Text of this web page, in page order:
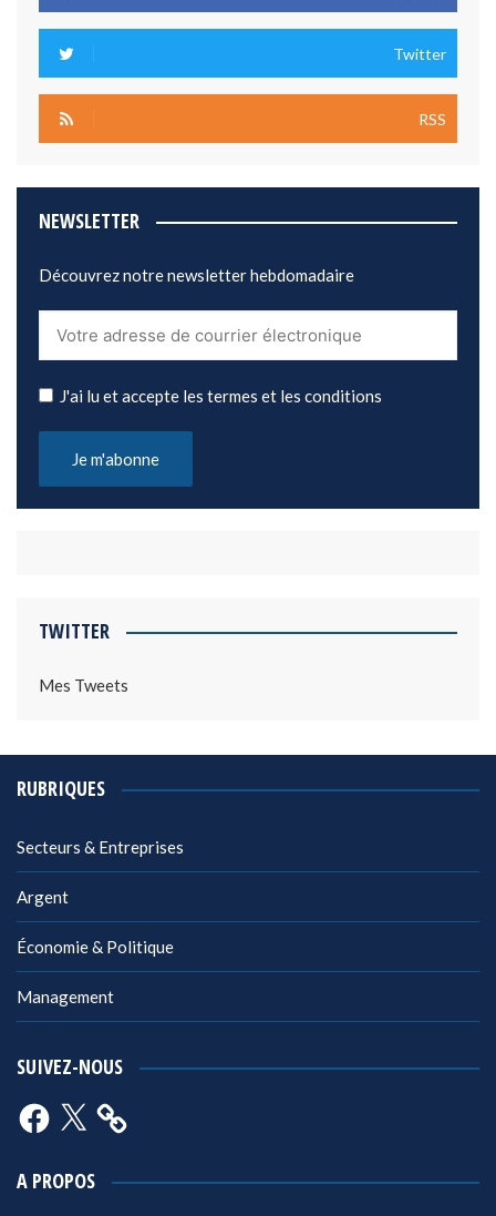
Twitter
RSS
NEWSLETTER
Découvrez notre newsletter hebdomadaire
J'ai lu et accepte les termes et les conditions
TWITTER
Mes Tweets
RUBRIQUES
Secteurs & Entreprises
Argent
Économie & Politique
Management
SUIVEZ-NOUS
Facebook
X
A PROPOS